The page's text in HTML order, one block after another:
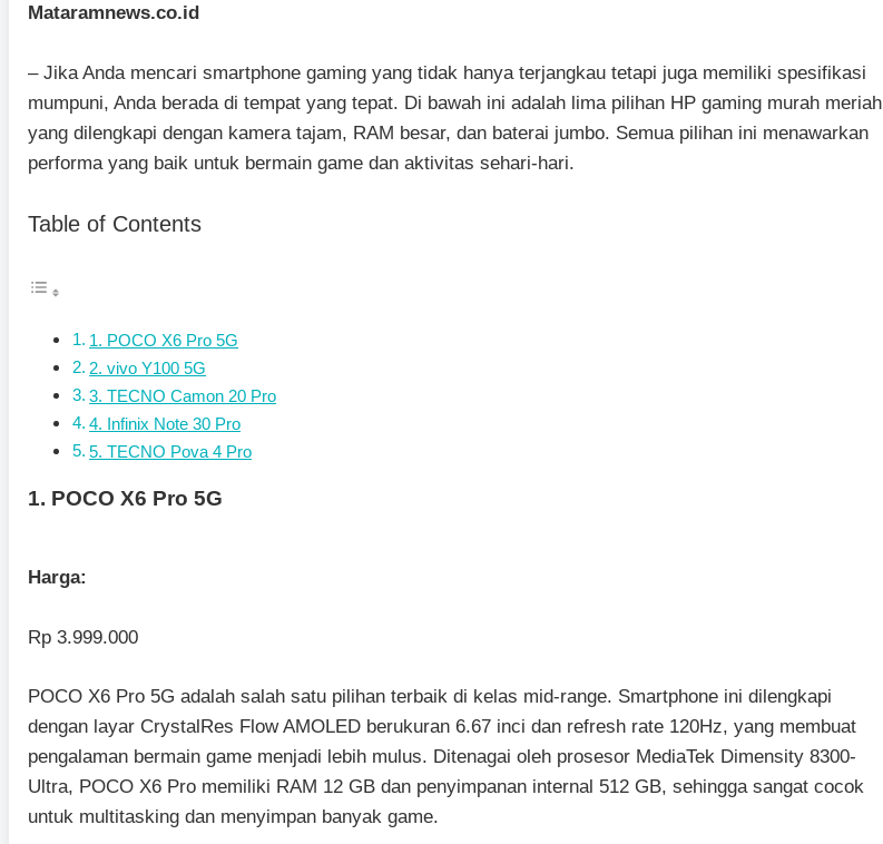
Mataramnews.co.id
– Jika Anda mencari smartphone gaming yang tidak hanya terjangkau tetapi juga memiliki spesifikasi
mumpuni, Anda berada di tempat yang tepat. Di bawah ini adalah lima pilihan HP gaming murah meriah
yang dilengkapi dengan kamera tajam, RAM besar, dan baterai jumbo. Semua pilihan ini menawarkan
performa yang baik untuk bermain game dan aktivitas sehari-hari.
Table of Contents
1. POCO X6 Pro 5G
2. vivo Y100 5G
3. TECNO Camon 20 Pro
4. Infinix Note 30 Pro
5. TECNO Pova 4 Pro
1. POCO X6 Pro 5G
Harga:
Rp 3.999.000
POCO X6 Pro 5G adalah salah satu pilihan terbaik di kelas mid-range. Smartphone ini dilengkapi
dengan layar CrystalRes Flow AMOLED berukuran 6.67 inci dan refresh rate 120Hz, yang membuat
pengalaman bermain game menjadi lebih mulus. Ditenagai oleh prosesor MediaTek Dimensity 8300-
Ultra, POCO X6 Pro memiliki RAM 12 GB dan penyimpanan internal 512 GB, sehingga sangat cocok
untuk multitasking dan menyimpan banyak game.